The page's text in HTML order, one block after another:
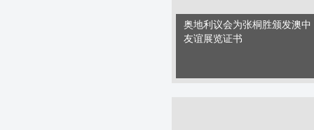
奥地利议会为张桐胜颁发澳中
友谊展览证书